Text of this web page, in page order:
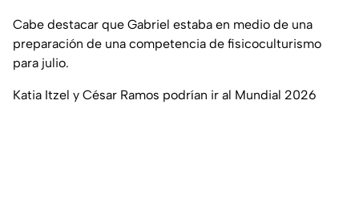
Cabe destacar que Gabriel estaba en medio de una
preparación de una competencia de fisicoculturismo
para julio.
Katia Itzel y César Ramos podrían ir al Mundial 2026